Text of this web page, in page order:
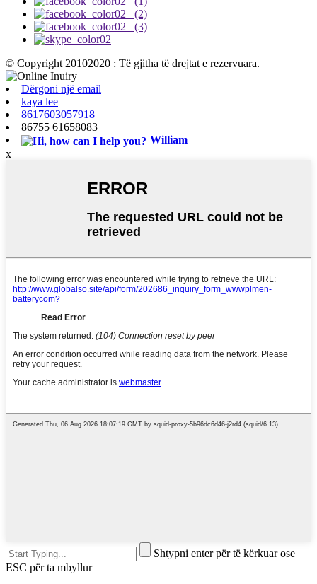
© Copyright 20102020 : Të gjitha të drejtat e rezervuara.
Dërgoni një email
kaya lee
8617603057918
86755 61658083
William
x
Shtypni enter për të kërkuar ose
ESC për ta mbyllur